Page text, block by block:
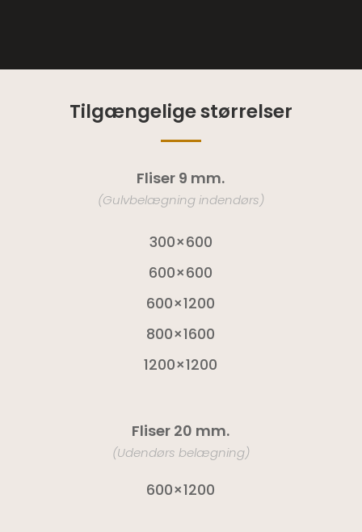
Tilgængelige størrelser
Fliser 9 mm.
(Gulvbelægning indendørs)
300×600
600×600
600×1200
800×1600
1200×1200
Fliser 20 mm.
(Udendørs belægning)
600×1200